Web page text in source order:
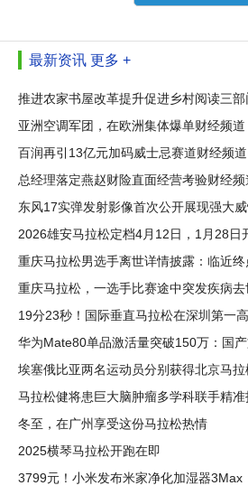
最新资讯 更多 +
推进农家书屋改革提升促进乡村阅读三
亚洲空调军团，在欧洲集体爆单财经频道
百润再引13亿元加码威士忌赛道财经频道
总经理落定燕赵财险直面经营考验财经频
东风17实弹发射影像首次公开展现强大
2026雄安马拉松定档4月12日，1月28日
重庆马拉松男选手离世详情披露：临近
重庆马拉松，一选手比赛途中突发疾病去
19分23秒！国际垂直马拉松在深圳第一
华为Mate80单品激活量突破150万：国
埃塞俄比亚两名运动员分别获得北京马
马拉松健将患巨大脑肿瘤多学科联手精
冬至，在广州享受这份马拉松热情
2025横琴马拉松开跑在即
3799元！小米发布米家净化加湿器3Max